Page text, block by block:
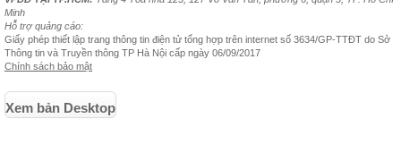
Minh
Hỗ trợ quảng cáo:
Giấy phép thiết lập trang thông tin điện tử tổng hợp trên internet số 3634/GP-TTĐT do Sở
Thông tin và Truyền thông TP Hà Nội cấp ngày 06/09/2017
Chính sách bảo mật
Xem bản Desktop